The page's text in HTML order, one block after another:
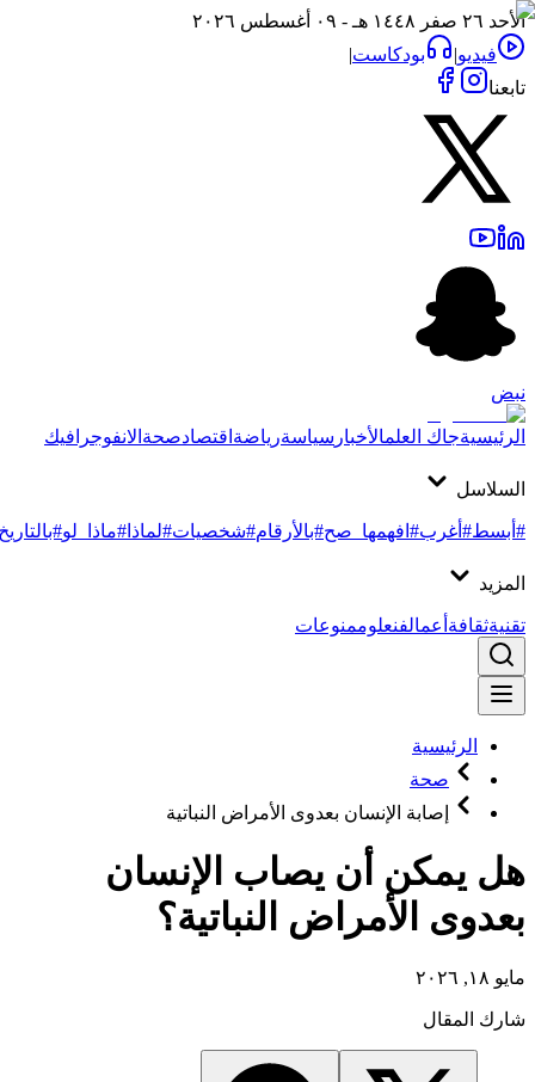
الأحد ٢٦ صفر ١٤٤٨ هـ - ٠٩ أغسطس ٢٠٢٦
فيديو| بودكاست|
تابعنا
نبض
الرئيسيةجاك العلمالأخبار سياسةرياضةاقتصادصحةالانفوجرافيك
السلاسل
#أبسط#أغرب#افهمها_صح#بالأرقام#شخصيات#لماذا #ماذا_لو#بالتاريخ
المزيد
تقنيةثقافةأعمالفنعلوممنوعات
الرئيسية
صحة
إصابة الإنسان بعدوى الأمراض النباتية
هل يمكن أن يصاب الإنسان
بعدوى الأمراض النباتية؟
مايو ١٨, ٢٠٢٦
شارك المقال